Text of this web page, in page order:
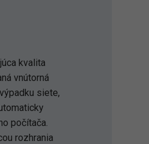
kvalita
vnútorná
siete,
počítača.
rozhrania